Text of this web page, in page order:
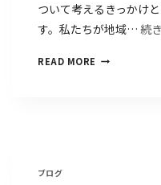
ついて考えるきっかけ
す。私たちが地域… 続
READ MORE
ブログ